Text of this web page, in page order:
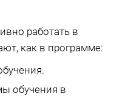
работать в
как в программе:
обучения в